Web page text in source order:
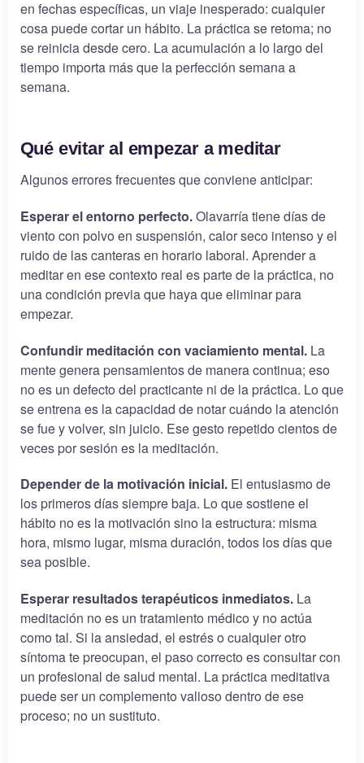
en fechas específicas, un viaje inesperado: cualquier
cosa puede cortar un hábito. La práctica se retoma; no
se reinicia desde cero. La acumulación a lo largo del
tiempo importa más que la perfección semana a
semana.
Qué evitar al empezar a meditar
Algunos errores frecuentes que conviene anticipar:
Esperar el entorno perfecto.Olavarría tiene días de
viento con polvo en suspensión, calor seco intenso y el
ruido de las canteras en horario laboral. Aprender a
meditar en ese contexto real es parte de la práctica, no
una condición previa que haya que eliminar para
empezar.
Confundir meditación con vaciamiento mental.La
mente genera pensamientos de manera continua; eso
no es un defecto del practicante ni de la práctica. Lo que
se entrena es la capacidad de notar cuándo la atención
se fue y volver, sin juicio. Ese gesto repetido cientos de
veces por sesión es la meditación.
Depender de la motivación inicial.El entusiasmo de
los primeros días siempre baja. Lo que sostiene el
hábito no es la motivación sino la estructura: misma
hora, mismo lugar, misma duración, todos los días que
sea posible.
Esperar resultados terapéuticos inmediatos.La
meditación no es un tratamiento médico y no actúa
como tal. Si la ansiedad, el estrés o cualquier otro
síntoma te preocupan, el paso correcto es consultar con
un profesional de salud mental. La práctica meditativa
puede ser un complemento valioso dentro de ese
proceso; no un sustituto.